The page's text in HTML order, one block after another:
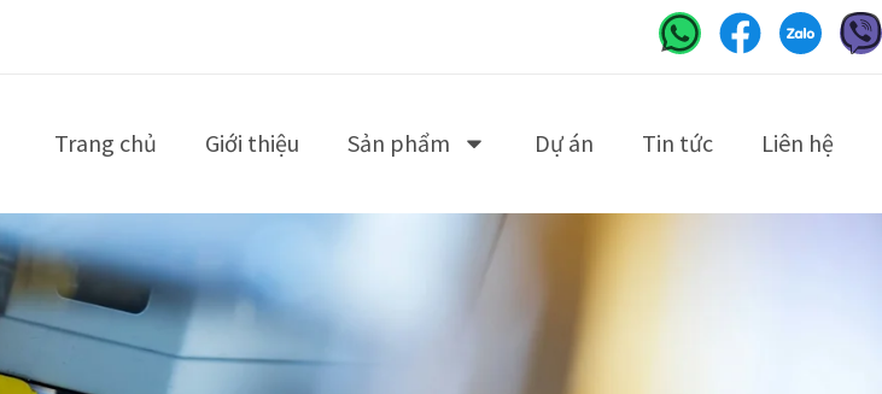
Trang chủ Giới thiệu Sản phẩm Dự án Tin tức Liên hệ